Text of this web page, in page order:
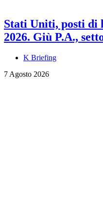
Stati Uniti, posti di
2026. Giù P.A.,
K Briefing
7 Agosto 2026